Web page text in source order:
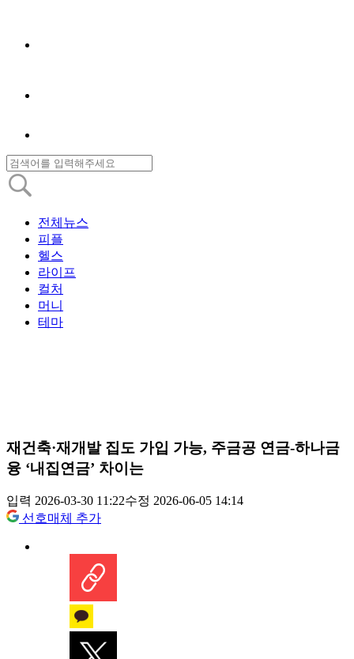
전체뉴스
피플
헬스
라이프
컬처
머니
테마
재건축·재개발 집도 가입 가능, 주금공 연금-하나금
융 ‘내집연금’ 차이는
입력 2026-03-30 11:22수정 2026-06-05 14:14
선호매체 추가